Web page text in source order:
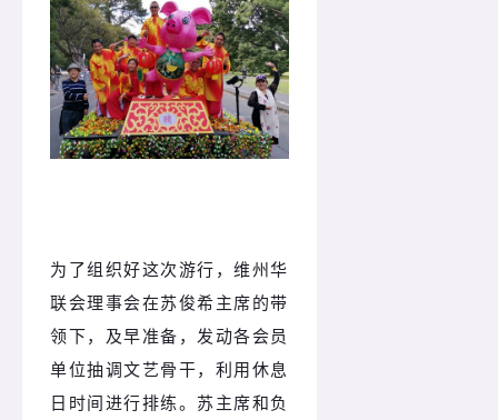
为了组织好这次游行，维州华
联会理事会在苏俊希主席的带
领下，及早准备，发动各会员
单位抽调文艺骨干，利用休息
日时间进行排练。苏主席和负